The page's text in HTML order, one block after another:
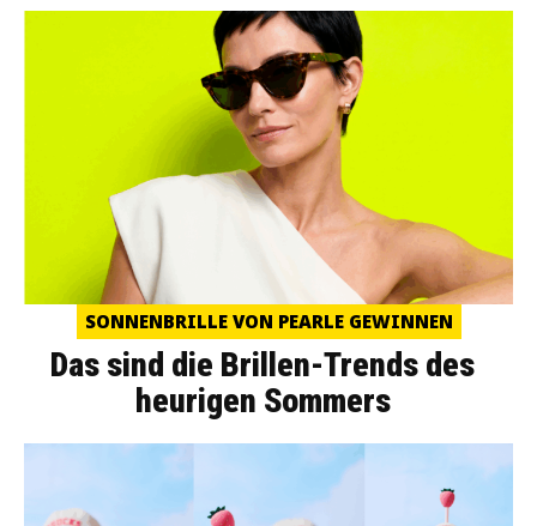
SONNENBRILLE VON PEARLE GEWINNEN
Das sind die Brillen-Trends des
heurigen Sommers